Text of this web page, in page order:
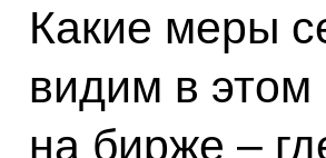
Какие меры
видим в этом
на бирже –